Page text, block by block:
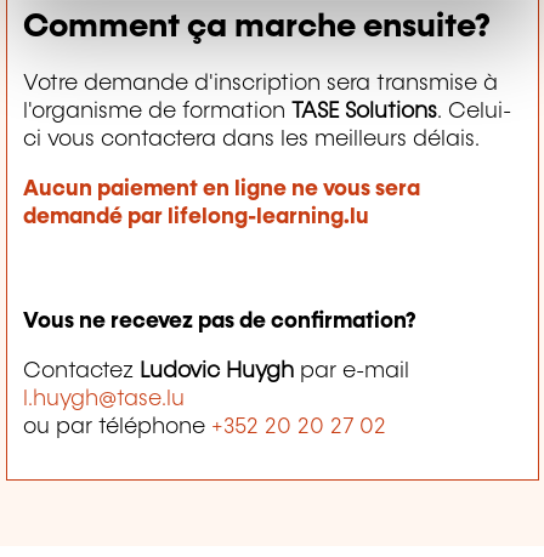
Comment ça marche ensuite?
Votre demande d'inscription sera transmise à
l'organisme de formation
TASE Solutions. Celui-
ci vous contactera dans les meilleurs délais.
Aucun paiement en ligne ne vous sera
demandé par lifelong-learning.lu
Vous ne recevez pas de confirmation?
Contactez Ludovic Huygh par e-mail
l.huygh@tase.lu
ou par téléphone +352 20 20 27 02